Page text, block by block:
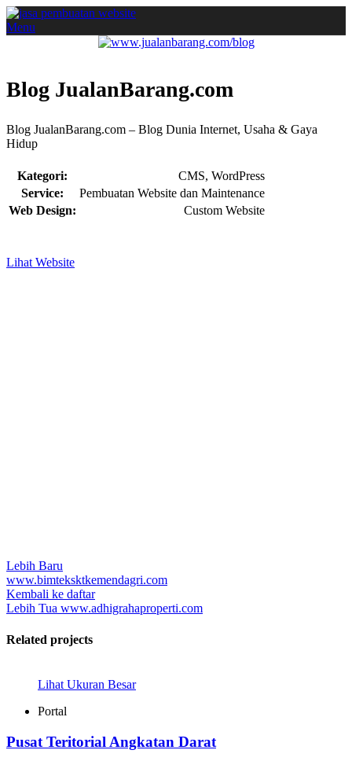
Menu
Blog JualanBarang.com
Blog JualanBarang.com – Blog Dunia Internet, Usaha & Gaya
Hidup
Kategori:
CMS, WordPress
Service:
Pembuatan Website dan Maintenance
Web Design:
Custom Website
Lihat Website
Lebih Baru
www.bimteksktkemendagri.com
Kembali ke daftar
Lebih Tua www.adhigrahaproperti.com
Related projects
Lihat Ukuran Besar
Portal
Pusat Teritorial Angkatan Darat